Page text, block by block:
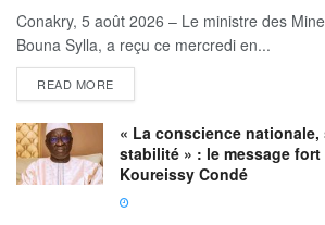
Conakry, 5 août 2026 – Le ministre des
Bouna Sylla, a reçu ce mercredi en...
READ MORE
« La conscience
stabilité » : le message fort
Koureissy Condé